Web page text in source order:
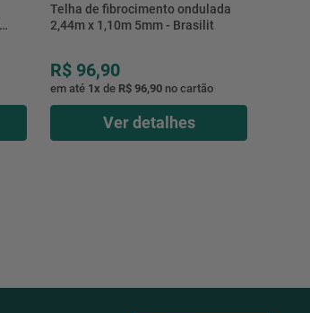
Telha de fibrocimento ondulada
2,44m x 1,10m 5mm - Brasilit
R$ 96,90
em até 1x de R$ 96,90 no cartão
Ver detalhes